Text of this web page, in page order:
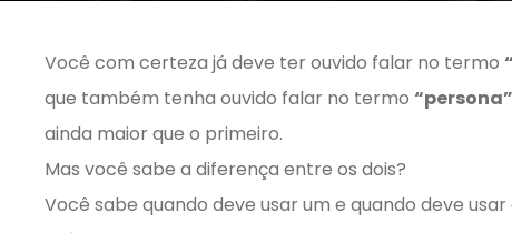
Você com certeza já deve ter ouvido falar no termo
que também tenha ouvido falar no termo “persona”
ainda maior que o primeiro.
Mas você sabe a diferença entre os dois?
Você sabe quando deve usar um e quando deve